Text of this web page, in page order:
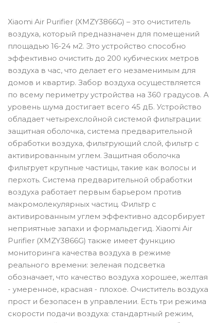
Xiaomi Air Purifier (XMZY3866G) – это очиститель
воздуха, который предназначен для помещений
площадью 16-24 м2. Это устройство способно
эффективно очистить до 200 кубических метров
воздуха в час, что делает его незаменимым для
домов и квартир. Забор воздуха осуществляется
по всему периметру устройства на 360 градусов. А
уровень шума достигает всего 45 дБ. Устройство
обладает четырехслойной системой фильтрации:
защитная оболочка, система предварительной
обработки воздуха, фильтрующий слой, фильтр с
активированным углем. Защитная оболочка
фильтрует крупные частицы, такие как волосы и
перхоть. Система предварительной обработки
воздуха работает первым барьером против
макромолекулярных частиц. Фильтр с
активированным углем эффективно адсорбирует
неприятные запахи и формальдегид. Xiaomi Air
Purifier (XMZY3866G) также имеет функцию
мониторинга качества воздуха в режиме
реального времени: зеленая подсветка
обозначает, что качество воздуха хорошее, желтая
- умеренное, красная - плохое. Очиститель воздуха
прост и безопасен в управлении. Есть три режима
скорости подачи воздуха: стандартный режим,